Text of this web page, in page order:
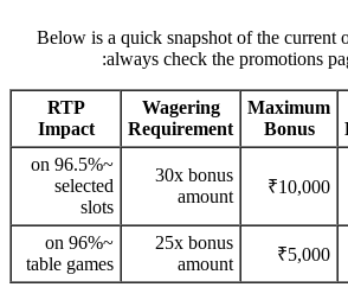
Below is a quick snapshot of the current
always check the promotions
Maximum
Bonus
Wagering
Requirement
RTP
Impact
₹10,000
30x bonus
amount
~96.5% on
selected
slots
₹5,000
25x bonus
amount
~96% on
table games